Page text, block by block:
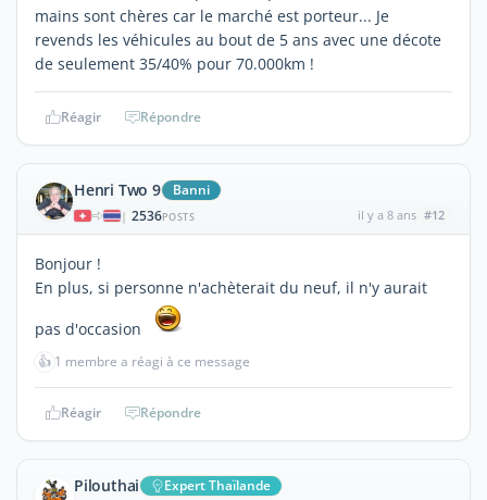
mains sont chères car le marché est porteur... Je
revends les véhicules au bout de 5 ans avec une décote
de seulement 35/40% pour 70.000km !
Réagir Répondre
Henri Two 9 Banni
| 2536POSTS il y a 8 ans #12
Bonjour !
En plus, si personne n'achèterait du neuf, il n'y aurait
pas d'occasion
👍 1 membre a réagi à ce message
Réagir Répondre
Pilouthai Expert Thaïlande